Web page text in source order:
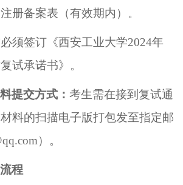
册备案表（有效期内） 。
须签订《西安工业大学2024年
试承诺书》。
提交方式： 考生需在接到复试通
料的扫描电子版打包发至指定邮
qq.com）。
程